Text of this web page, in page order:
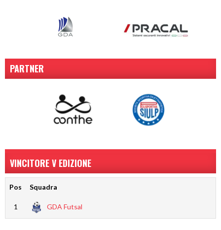
PARTNER
VINCITORE V EDIZIONE
Pos Squadra
1 GDA Futsal